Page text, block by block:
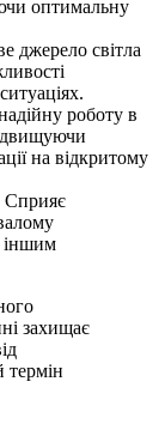
оптимальну
джерело світла
роботу в
на відкритому
Сприяє
іншим
захищає
термін